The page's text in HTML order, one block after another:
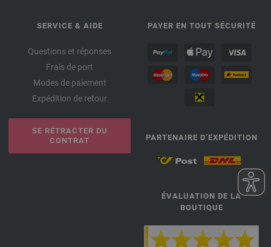
SERVICE & AIDE
Questions et réponses
Frais de port
Modes de paiement
Expédition de retour
SE RÉTRACTER DU
CONTRAT
PAYER EN TOUT SÉCURITÉ
PARTENAIRE D’EXPÉDITION
ÉVALUATION DE LA
BOUTIQUE